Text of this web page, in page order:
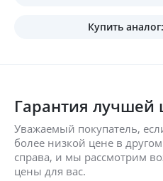
Купить
Гарантия лучшей
Уважаемый покупатель,
более низкой цене в
справа, и мы рассмотрим
цены для вас.